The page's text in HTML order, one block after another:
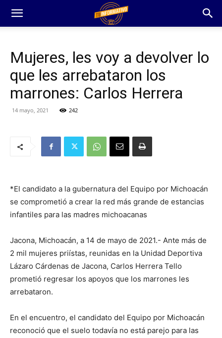
Mujeres, les voy a devolver lo
que les arrebataron los
marrones: Carlos Herrera
14 mayo, 2021 242
*El candidato a la gubernatura del Equipo por Michoacán
se comprometió a crear la red más grande de estancias
infantiles para las madres michoacanas
Jacona, Michoacán, a 14 de mayo de 2021.- Ante más de
2 mil mujeres priístas, reunidas en la Unidad Deportiva
Lázaro Cárdenas de Jacona, Carlos Herrera Tello
prometió regresar los apoyos que los marrones les
arrebataron.
En el encuentro, el candidato del Equipo por Michoacán
reconoció que el suelo todavía no está parejo para las